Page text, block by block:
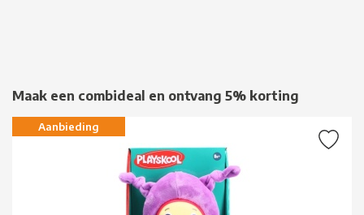
Maak een combideal en ontvang 5% korting
Aanbieding